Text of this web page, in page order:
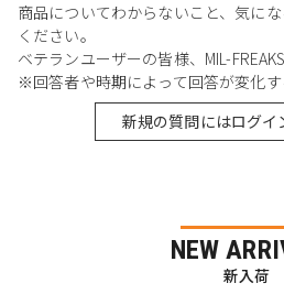
商品についてわからないこと、気に
ください。
ベテランユーザーの皆様、MIL-
※回答者や時期によって回答が変化す
新規の質問にはログイ
NEW
新入荷